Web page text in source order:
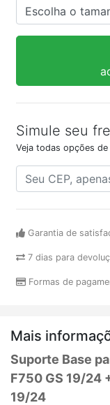
Simule seu
Veja todas opções
Garantia de
7 dias para
Formas de
Mais
Suporte Base
F750 GS 19/24
19/24